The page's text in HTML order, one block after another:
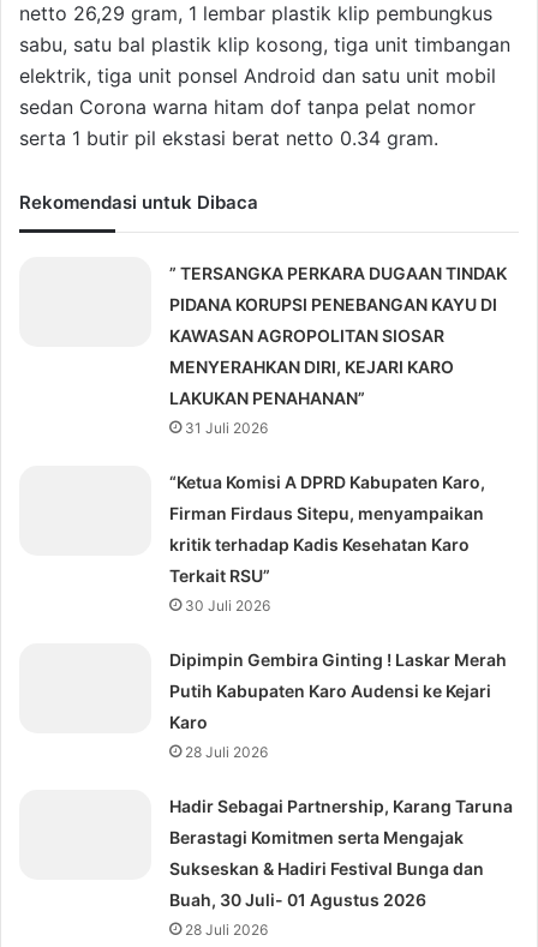
netto 26,29 gram, 1 lembar plastik klip pembungkus
sabu, satu bal plastik klip kosong, tiga unit timbangan
elektrik, tiga unit ponsel Android dan satu unit mobil
sedan Corona warna hitam dof tanpa pelat nomor
serta 1 butir pil ekstasi berat netto 0.34 gram.
Rekomendasi untuk Dibaca
” TERSANGKA PERKARA DUGAAN TINDAK
PIDANA KORUPSI PENEBANGAN KAYU DI
KAWASAN AGROPOLITAN SIOSAR
MENYERAHKAN DIRI, KEJARI KARO
LAKUKAN PENAHANAN”
31 Juli 2026
“Ketua Komisi A DPRD Kabupaten Karo,
Firman Firdaus Sitepu, menyampaikan
kritik terhadap Kadis Kesehatan Karo
Terkait RSU”
30 Juli 2026
Dipimpin Gembira Ginting ! Laskar Merah
Putih Kabupaten Karo Audensi ke Kejari
Karo
28 Juli 2026
Hadir Sebagai Partnership, Karang Taruna
Berastagi Komitmen serta Mengajak
Sukseskan & Hadiri Festival Bunga dan
Buah, 30 Juli- 01 Agustus 2026
28 Juli 2026